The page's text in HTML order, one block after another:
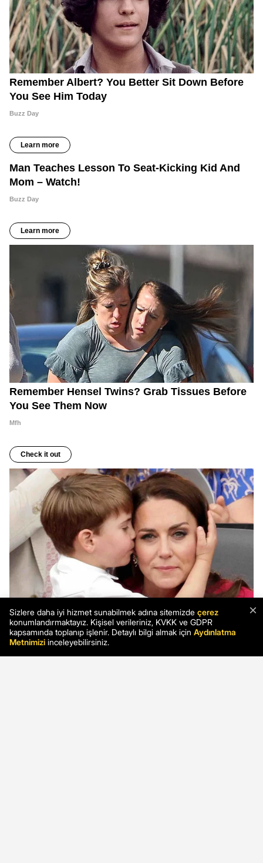
×
Sizlere daha iyi hizmet sunabilmek adına sitemizde çerez
konumlandırmaktayız. Kişisel verileriniz, KVKK ve GDPR
kapsamında toplanıp işlenir. Detaylı bilgi almak için Aydınlatma
Metnimizi inceleyebilirsiniz.